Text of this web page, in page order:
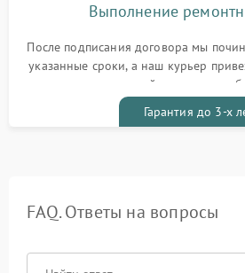
Выполнение
После подписания договора мы
указанные сроки, а наш курьер
гарантийным талоном
Гарантия до 3-х
FAQ. Ответы на вопросы